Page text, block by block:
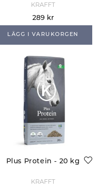
KRAFFT
289 kr
LÄGG I VARUKORGEN
Plus Protein - 20 kg
KRAFFT